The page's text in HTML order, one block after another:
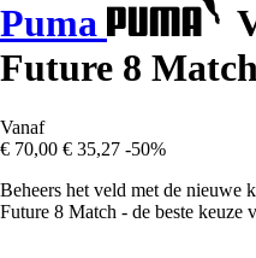
Puma
Future 8
Vanaf
€ 70,00 € 35,27 -50%
Beheers het veld met de nieuwe
Future 8 Match - de beste keuze